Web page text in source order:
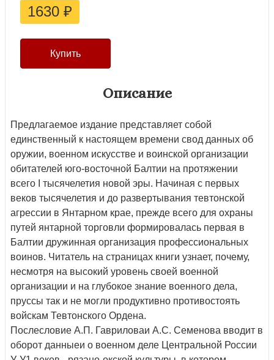
1630 ₽
Описание
Предлагаемое издание представляет собой
единственный к настоящем времени свод данных об
оружии, военном искусстве и воинской организации
обитателей юго-восточной Балтии на протяжении
всего I тысячелетия новой эры. Начиная с первых
веков тысячелетия и до развертывания тевтонской
агрессии в Янтарном крае, прежде всего для охраны
путей янтарной торговли формировалась первая в
Балтии дружинная организация профессиональных
воинов. Читатель на страницах книги узнает, почему,
несмотря на высокий уровень своей военной
организации и на глубокое знание военного дела,
пруссы так и не могли продуктивно противостоять
войскам Тевтонского Ордена.
Послесловие А.П. Гавриловаи А.С. Семенова вводит в
оборот данныеи о военном деле Центральной России